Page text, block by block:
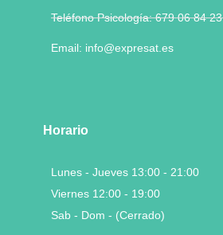
Teléfono Psicología: 679 06 84 23
Email: info@expresat.es
Horario
Lunes - Jueves 13:00 - 21:00
Viernes 12:00 - 19:00
Sab - Dom - (Cerrado)